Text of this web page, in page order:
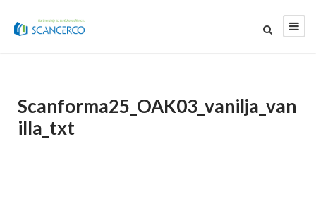
Scanforma25_OAK03_vanilja_van
illa_txt